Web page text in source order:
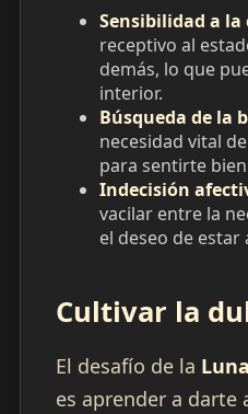
Sensibilidad a la
receptivo al
demás, lo que
interior.
Búsqueda de la
necesidad vital
para sentirte
Indecisión
vacilar entre la
el deseo de estar
Cultivar la
El desafío de la
es aprender a darte